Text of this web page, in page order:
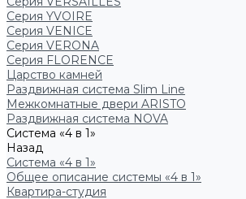
Серия YVOIRE
Серия VENICE
Серия VERONA
Серия FLORENCE
Царство камней
Раздвижная система Slim Line
Межкомнатные двери ARISTO
Раздвижная система NOVA
Система «4 в 1»
Назад
Система «4 в 1»
Общее описание системы «4 в 1»
Квартира-студия